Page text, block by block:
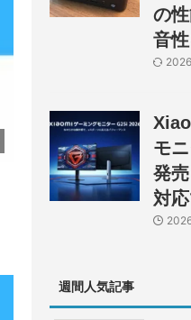
の
音
モ
発
対
週間人気記事